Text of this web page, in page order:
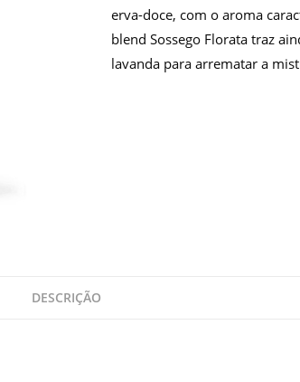
erva-doce, com o aroma
blend Sossego Florata traz
lavanda para arrematar a
DESCRIÇÃO